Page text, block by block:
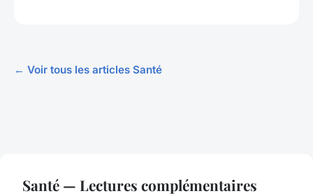
← Voir tous les articles Santé
Santé — Lectures complémentaires